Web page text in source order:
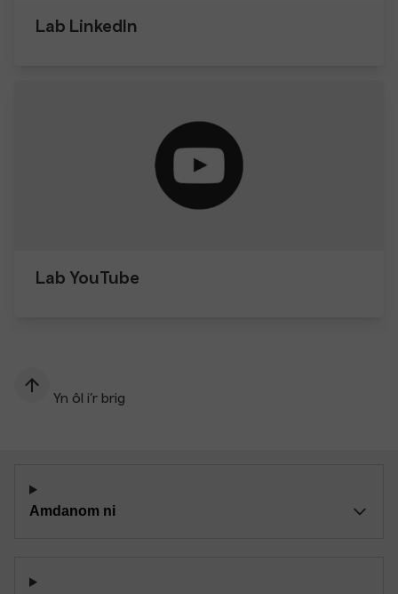
Lab LinkedIn
Lab YouTube
Yn ôl i’r brig
Amdanom ni